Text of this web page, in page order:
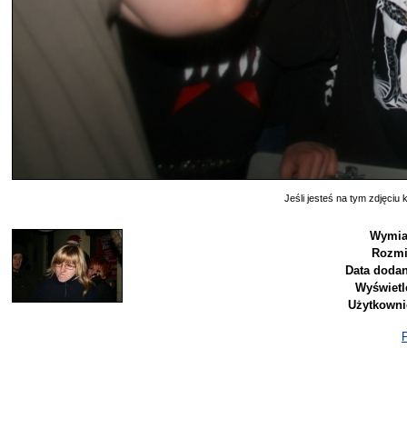
Jeśli jesteś na tym zdjęciu
Data